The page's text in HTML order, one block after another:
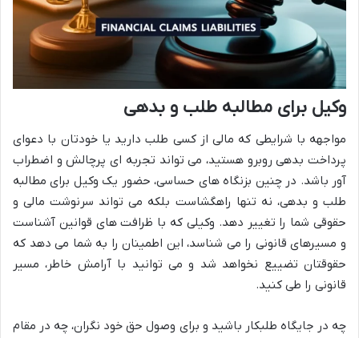
وکیل برای مطالبه طلب و بدهی
مواجهه با شرایطی که مالی از کسی طلب دارید یا خودتان با دعوای
پرداخت بدهی روبرو هستید، می تواند تجربه ای پرچالش و اضطراب
آور باشد. در چنین بزنگاه های حساسی، حضور یک وکیل برای مطالبه
طلب و بدهی، نه تنها راهگشاست بلکه می تواند سرنوشت مالی و
حقوقی شما را تغییر دهد. وکیلی که با ظرافت های قوانین آشناست
و مسیرهای قانونی را می شناسد، این اطمینان را به شما می دهد که
حقوقتان تضییع نخواهد شد و می توانید با آرامش خاطر، مسیر
قانونی را طی کنید.
چه در جایگاه طلبکار باشید و برای وصول حق خود نگران، چه در مقام